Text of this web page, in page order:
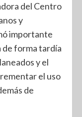
del Centro
y
importante
de forma tardía
y el
el uso
de